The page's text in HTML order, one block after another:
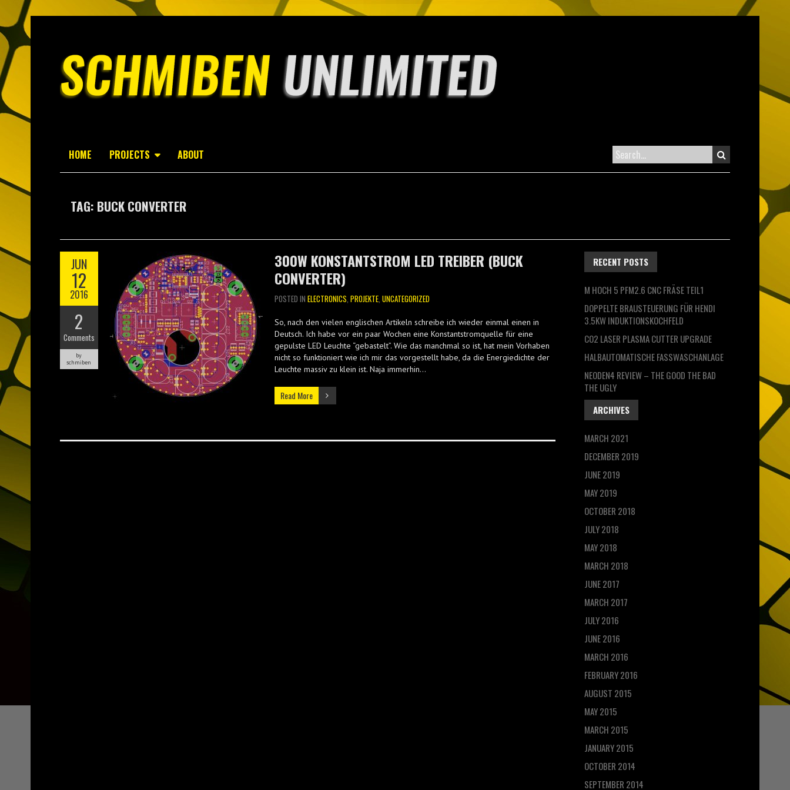
HOME PROJECTS ABOUT
TAG: BUCK CONVERTER
JUN
12
2016
2
Comments
by
schmiben
300W KONSTANTSTROM LED TREIBER (BUCK
CONVERTER)
POSTED IN ELECTRONICS PROJEKTE, UNCATEGORIZED
So, nach den vielen englischen Artikeln schreibe ich wieder einmal einen in
Deutsch. Ich habe vor ein paar Wochen eine Konstantstromquelle für eine
gepulste LED Leuchte “gebastelt”. Wie das manchmal so ist, hat mein Vorhaben
nicht so funktioniert wie ich mir das vorgestellt habe, da die Energiedichte der
Leuchte massiv zu klein ist. Naja immerhin…
Read More
RECENT POSTS
M HOCH 5 PFM2.6 CNC FRÄSE TEIL1
DOPPELTE BRAUSTEUERUNG FÜR HENDI
3.5KW INDUKTIONSKOCHFELD
CO2 LASER PLASMA CUTTER UPGRADE
HALBAUTOMATISCHE FASSWASCHANLAGE
NEODEN4 REVIEW – THE GOOD THE BAD
THE UGLY
ARCHIVES
MARCH 2021
DECEMBER 2019
JUNE 2019
MAY 2019
OCTOBER 2018
JULY 2018
MAY 2018
MARCH 2018
JUNE 2017
MARCH 2017
JULY 2016
JUNE 2016
MARCH 2016
FEBRUARY 2016
AUGUST 2015
MAY 2015
MARCH 2015
JANUARY 2015
OCTOBER 2014
SEPTEMBER 2014